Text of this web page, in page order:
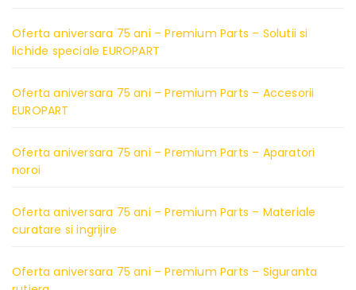
Oferta aniversara 75 ani – Premium Parts – Solutii si
lichide speciale EUROPART
Oferta aniversara 75 ani – Premium Parts – Accesorii
EUROPART
Oferta aniversara 75 ani – Premium Parts – Aparatori
noroi
Oferta aniversara 75 ani – Premium Parts – Materiale
curatare si ingrijire
Oferta aniversara 75 ani – Premium Parts – Siguranta